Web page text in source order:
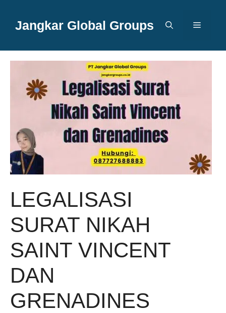
Jangkar Global Groups Menu
LEGALISASI
SURAT NIKAH
SAINT VINCENT
DAN
GRENADINES